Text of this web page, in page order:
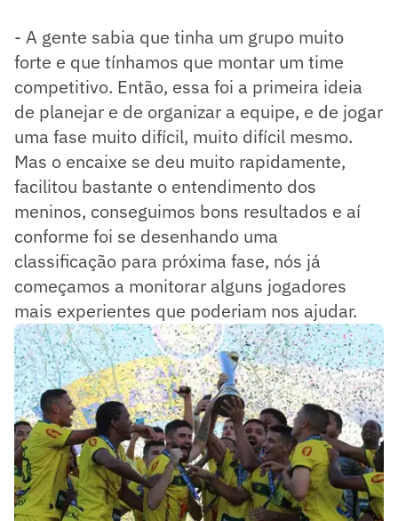
- A gente sabia que tinha um grupo muito
forte e que tínhamos que montar um time
competitivo. Então, essa foi a primeira ideia
de planejar e de organizar a equipe, e de jogar
uma fase muito difícil, muito difícil mesmo.
Mas o encaixe se deu muito rapidamente,
facilitou bastante o entendimento dos
meninos, conseguimos bons resultados e aí
conforme foi se desenhando uma
classificação para próxima fase, nós já
começamos a monitorar alguns jogadores
mais experientes que poderiam nos ajudar.